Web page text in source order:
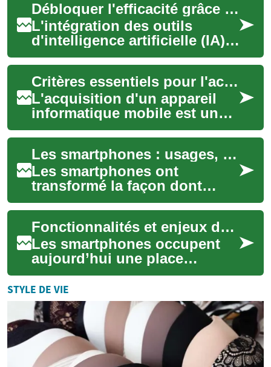
Débloquer l'efficacité grâce aux outils d'IA
L'intégration des outils
d'intelligence artificielle (IA)
est devenue un facteur clé
pour les entreprises qui
cherche...
Critères essentiels pour l'acquisition d'un appareil informatique mobile
L'acquisition d'un appareil
informatique mobile est une
décision importante qui
nécessite une réflexion
approfondie. ...
Les smartphones : usages, apps, technologie et sécurité
Les smartphones ont
transformé la façon dont
nous communiquons,
travaillons et accédons à
l'information. Ces appareil...Fonctionnalités et enjeux des smartphones
Les smartphones occupent
aujourd’hui une place
centrale dans la vie
personnelle et
professionnelle, combinant
communi...
STYLE DE VIE